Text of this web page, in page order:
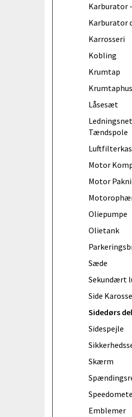
Karburator
Karburator
Karrosseri
Kobling
Krumtap
Krumtaphus
Låsesæt
Tændspole
Motor
Motor
Oliepumpe
Olietank
Sæde
Sekundært
Side
Sidedørs
Sidespejle
Skærm
Emblemer